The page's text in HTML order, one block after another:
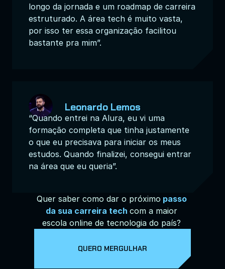
longo da jornada e um roadmap de carreira
estruturado. A área tech é muito vasta,
por isso ter essa organização facilitou
bastante pra mim”.
Leonardo Lemos
“Quando entrei na Alura, eu vi uma
formação completa que tinha justamente
o que eu precisava para iniciar os meus
estudos. Quando finalizei, consegui entrar
na área que eu queria”.
Quer saber como dar o próximo passo
da sua carreira tech com a maior
escola online de tecnologia do país?
QUERO MERGULHAR